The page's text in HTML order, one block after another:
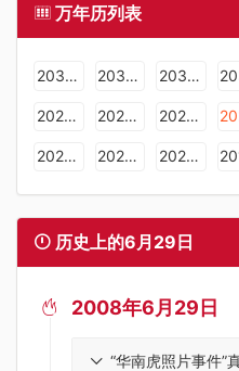
万年历列表
2036年日历表 2035年日历表 2034年日历表
2029年日历表 2028年日历表 2027年日历表
2022年日历表 2021年日历表 2020年日历表
历史上的6月29日
 2008年6月29日
“华南虎照片事件”